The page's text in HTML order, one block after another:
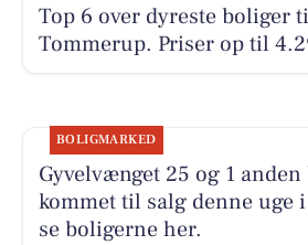
Top 6 over dyreste boliger
Tommerup. Priser op til
BOLIGMARKED
Gyvelvænget 25 og 1
kommet til salg denne uge
se boligerne her.